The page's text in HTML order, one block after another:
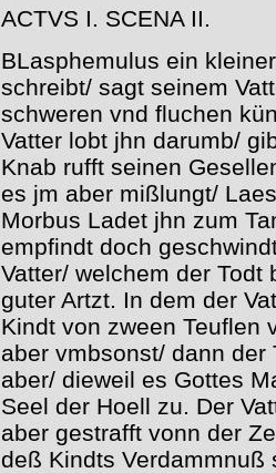
ACTVS I. SCENA II.
BLasphemulus ein
schreibt/ sagt seinem
schweren vnd fluchen
Vatter lobt jhn darumb/
Knab rufft seinen
es jm aber mißlungt/
Morbus Ladet jhn zum
empfindt doch
Vatter/ welchem der
guter Artzt. In dem der
Kindt von zween Teuflen
aber vmbsonst/ dann der
aber/ dieweil es Gottes
Seel der Hoell zu. Der
aber gestrafft vonn der
deß Kindts Verdammnuß